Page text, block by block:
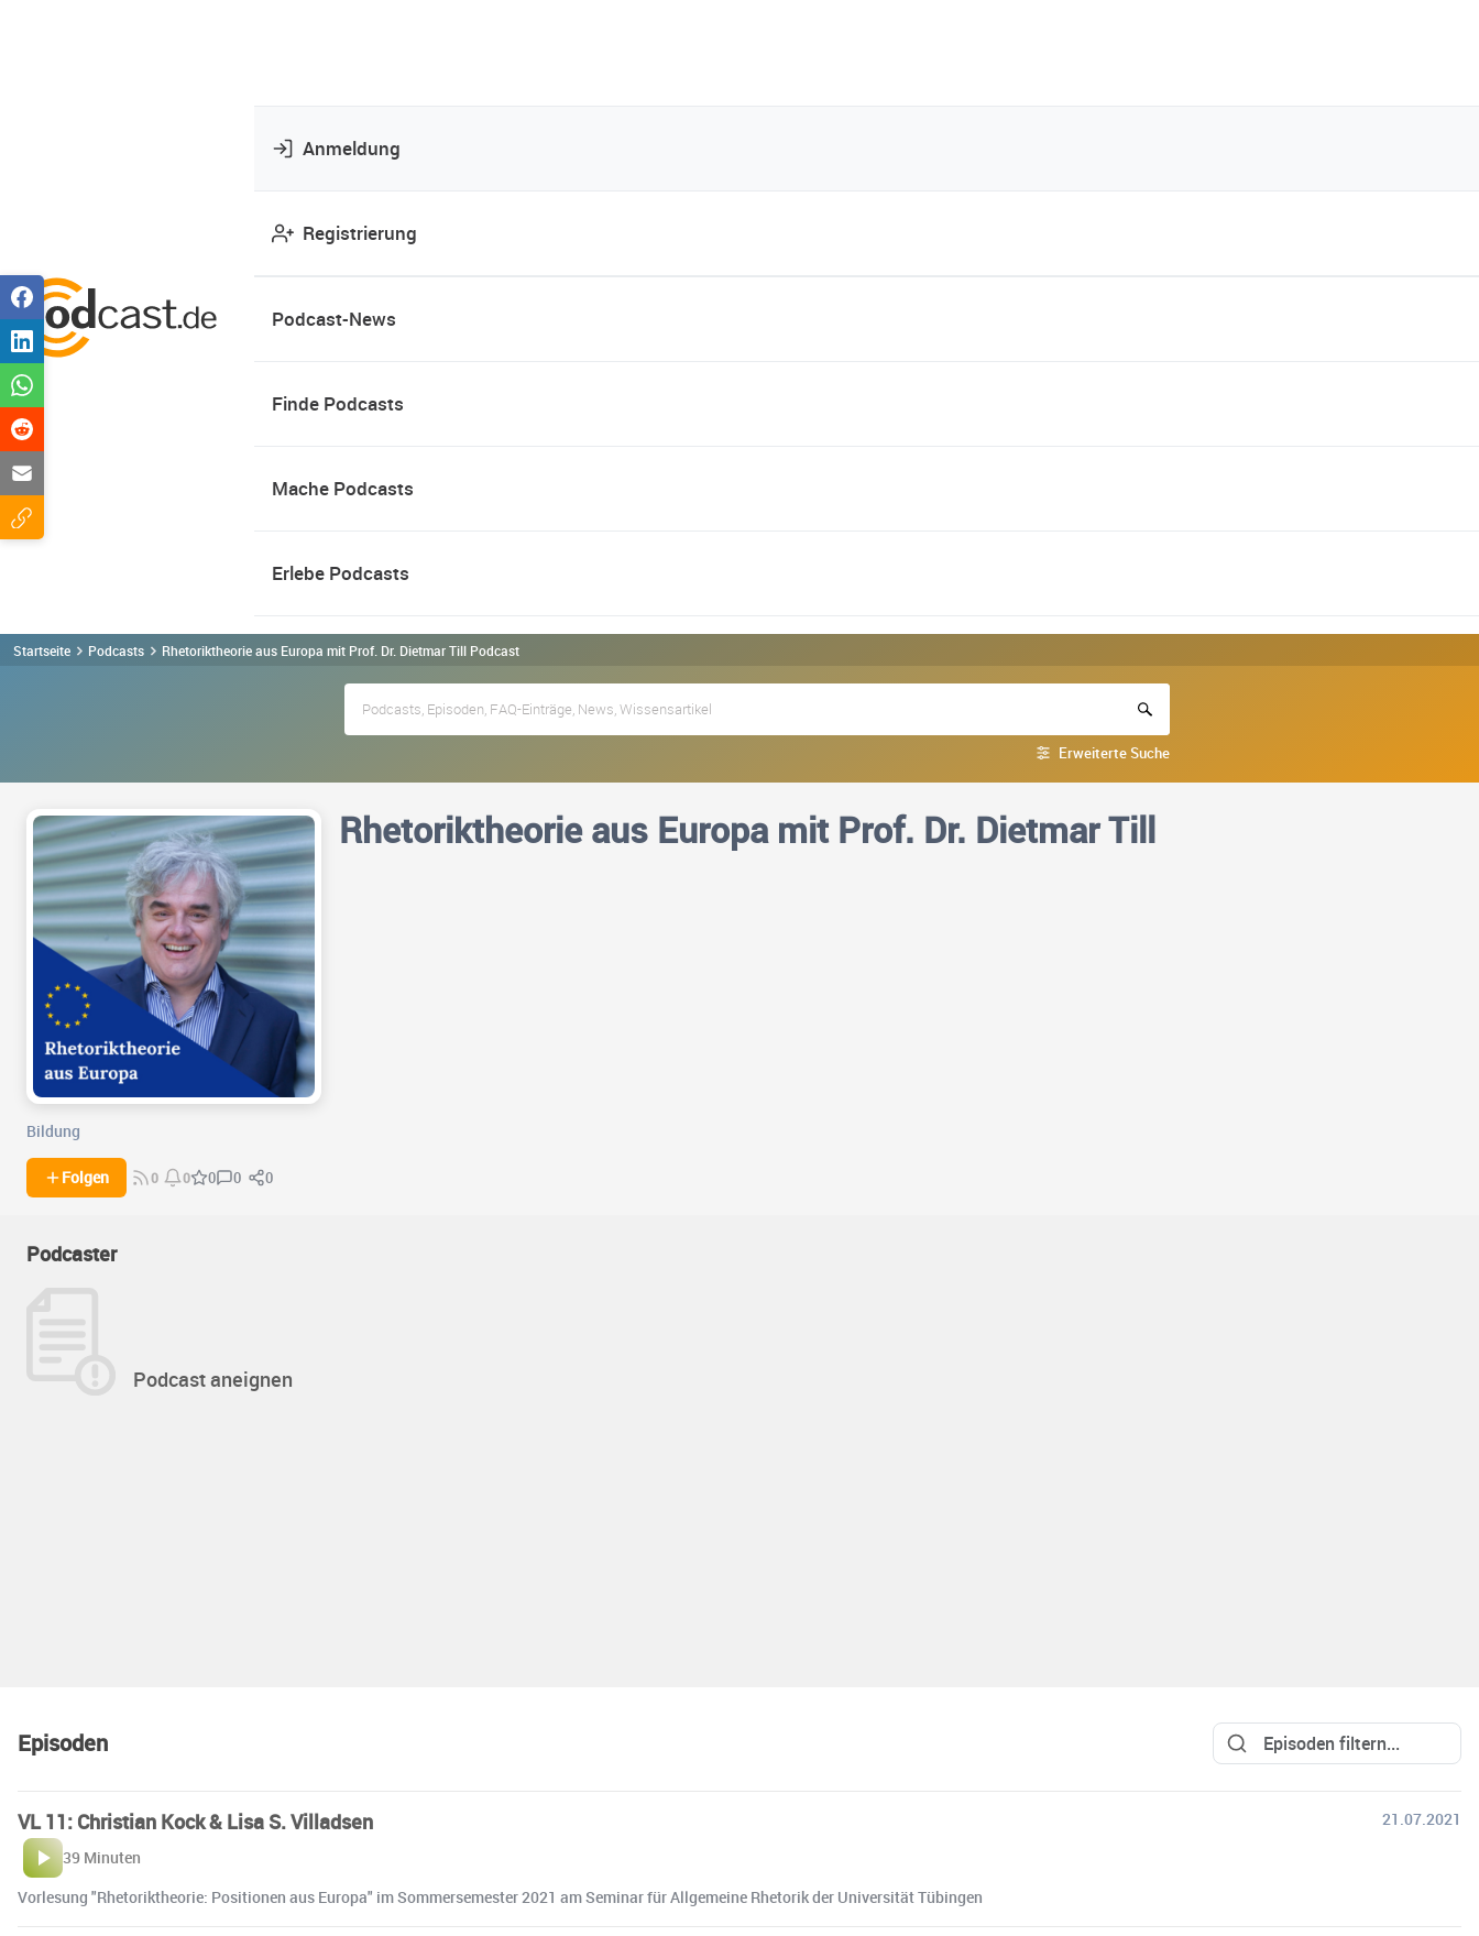
Anmeldung
Registrierung
Podcast-News
Finde Podcasts
Mache Podcasts
Erlebe Podcasts
Startseite Podcasts Rhetoriktheorie aus Europa mit Prof. Dr. Dietmar Till Podcast
Erweiterte Suche
Rhetoriktheorie aus Europa mit Prof. Dr. Dietmar Till
Bildung
Folgen 0 0 0 0 0
Podcaster
Podcast aneignen
Episoden
VL 11: Christian Kock & Lisa S. Villadsen
21.07.2021
39 Minuten
Vorlesung "Rhetoriktheorie: Positionen aus Europa" im Sommersemester 2021 am Seminar für Allgemeine Rhetorik der Universität Tübingen